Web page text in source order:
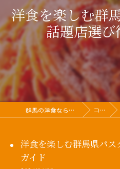
洋食を楽しむ群
話題店選び
群馬の洋食なら洋食 しろくま コラム
洋食を楽しむ群馬県パ
ガイド